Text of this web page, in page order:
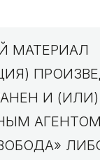
МАТЕРИАЛ
И
АГЕНТОМ